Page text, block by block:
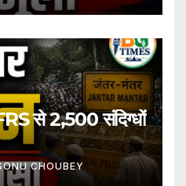
से 2,500 संदिग्धों
CHOUBEY